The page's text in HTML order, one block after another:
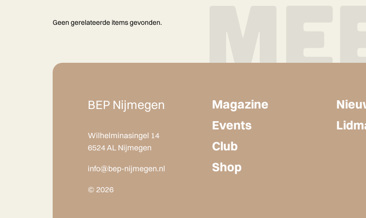
Geen gerelateerde items gevonden.
BEP Nijmegen
Wilhelminasingel 14
6524 AL Nijmegen
info@bep-nijmegen.nl
© 2026
Magazine
Events
Club
Shop